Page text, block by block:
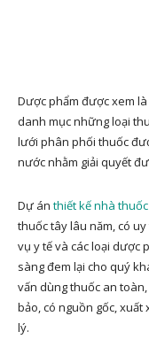
Dược phẩm được xem
danh mục những loại
lưới phân phối thuốc
nước nhằm giải quyết
Dự án thiết kế nhà thuốc
thuốc tây lâu năm, có
vụ y tế và các loại dược
sàng đem lại cho quý
vấn dùng thuốc an
bảo, có nguồn gốc,
lý.